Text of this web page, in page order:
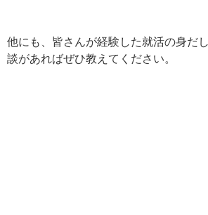
他にも、皆さんが経験した就活の身だ
談があればぜひ教えてください。